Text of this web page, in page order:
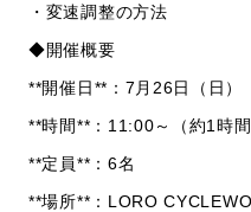
・変速調整の方法
◆開催概要
**開催日**：7月26日（日）
**時間**：11:00～（約1時間
**定員**：6名
**場所**：LORO